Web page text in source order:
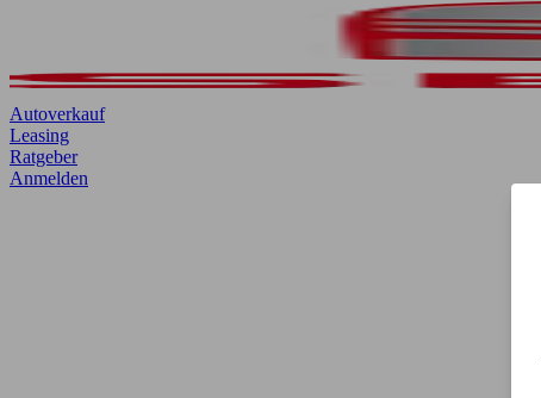
Autoverkauf
Leasing
Ratgeber
Anmelden